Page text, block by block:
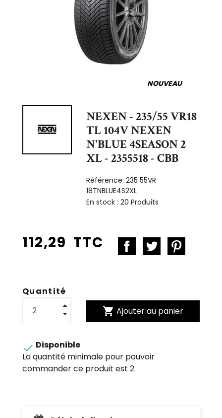
NOUVEAU
NEXEN - 235/55 VR18
TL 104V NEXEN
N'BLUE 4SEASON 2
XL - 2355518 - CBB
Référence:235 55VR
18TNBLUE4S2XL
En stock :20 Produits
112,29 TTC
Quantité
shopping_cart Ajouter au panier
 Disponible
La quantité minimale pour pouvoir
commander ce produit est 2.